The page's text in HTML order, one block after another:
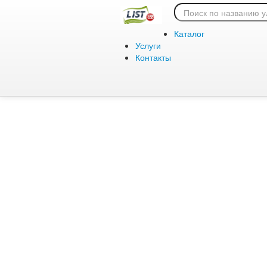
Каталог
Услуги
Контакты
Ошибка